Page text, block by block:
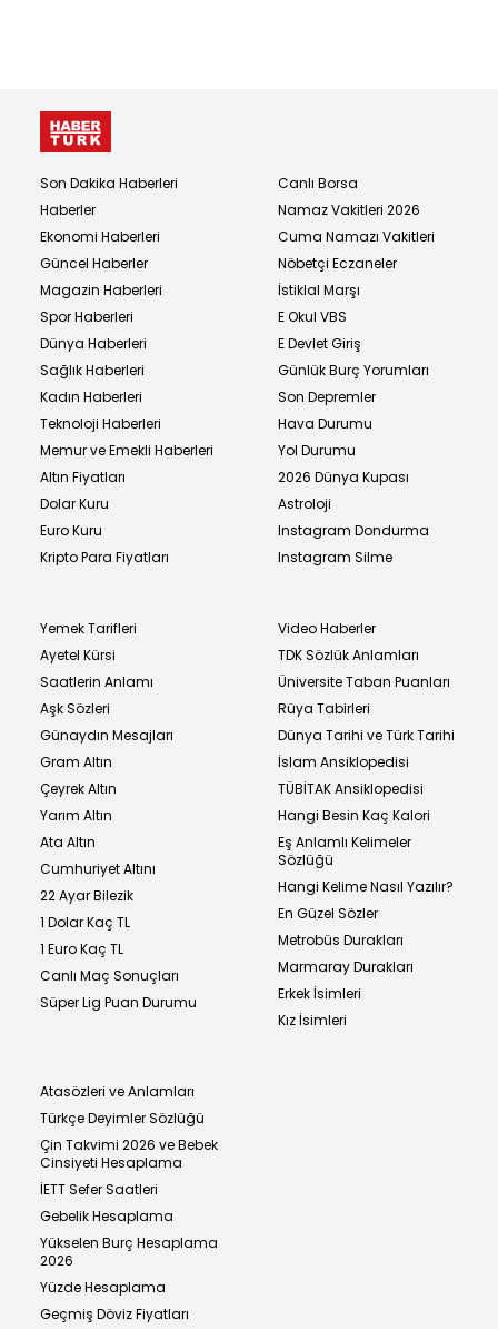
Son Dakika Haberleri
Haberler
Ekonomi Haberleri
Güncel Haberler
Magazin Haberleri
Spor Haberleri
Dünya Haberleri
Sağlık Haberleri
Kadın Haberleri
Teknoloji Haberleri
Memur ve Emekli Haberleri
Altın Fiyatları
Dolar Kuru
Euro Kuru
Kripto Para Fiyatları
Canlı Borsa
Namaz Vakitleri 2026
Cuma Namazı Vakitleri
Nöbetçi Eczaneler
İstiklal Marşı
E Okul VBS
E Devlet Giriş
Günlük Burç Yorumları
Son Depremler
Hava Durumu
Yol Durumu
2026 Dünya Kupası
Astroloji
Instagram Dondurma
Instagram Silme
Yemek Tarifleri
Ayetel Kürsi
Saatlerin Anlamı
Aşk Sözleri
Günaydın Mesajları
Gram Altın
Çeyrek Altın
Yarım Altın
Ata Altın
Cumhuriyet Altını
22 Ayar Bilezik
1 Dolar Kaç TL
1 Euro Kaç TL
Canlı Maç Sonuçları
Süper Lig Puan Durumu
Video Haberler
TDK Sözlük Anlamları
Üniversite Taban Puanları
Rüya Tabirleri
Dünya Tarihi ve Türk Tarihi
İslam Ansiklopedisi
TÜBİTAK Ansiklopedisi
Hangi Besin Kaç Kalori
Eş Anlamlı Kelimeler
Sözlüğü
Hangi Kelime Nasıl Yazılır?
En Güzel Sözler
Metrobüs Durakları
Marmaray Durakları
Erkek İsimleri
Kız İsimleri
Atasözleri ve Anlamları
Türkçe Deyimler Sözlüğü
Çin Takvimi 2026 ve Bebek
Cinsiyeti Hesaplama
İETT Sefer Saatleri
Gebelik Hesaplama
Yükselen Burç Hesaplama
2026
Yüzde Hesaplama
Geçmiş Döviz Fiyatları